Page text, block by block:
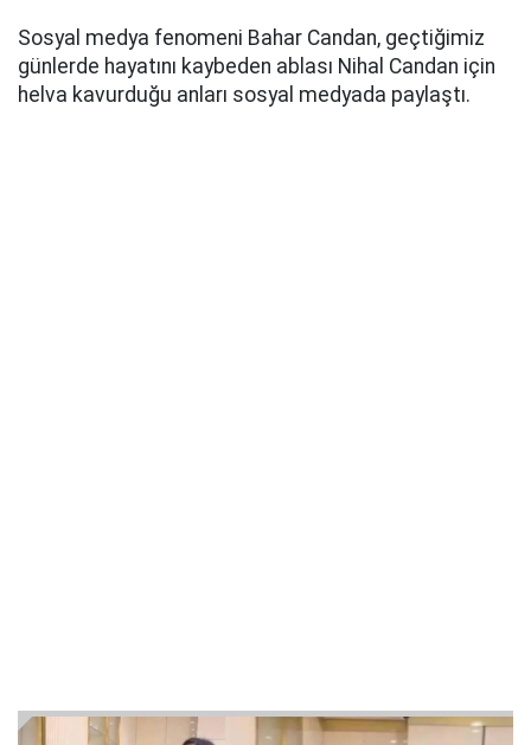
Sosyal medya fenomeni Bahar Candan, geçtiğimiz
günlerde hayatını kaybeden ablası Nihal Candan için
helva kavurduğu anları sosyal medyada paylaştı.